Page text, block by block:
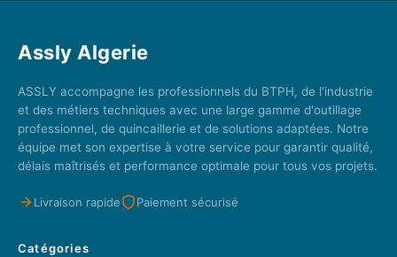
Assly Algerie
ASSLY accompagne les professionnels du BTPH, de l'industrie
et des métiers techniques avec une large gamme d'outillage
professionnel, de quincaillerie et de solutions adaptées. Notre
équipe met son expertise à votre service pour garantir qualité,
délais maîtrisés et performance optimale pour tous vos projets.
Livraison rapide Paiement sécurisé
Catégories